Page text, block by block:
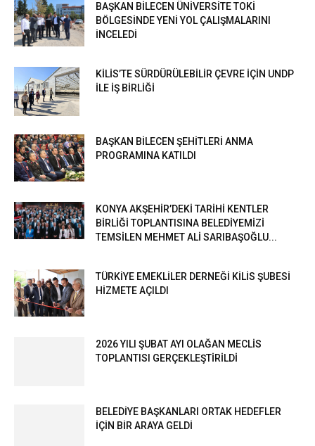
BAŞKAN BİLECEN ÜNİVERSİTE TOKİ
BÖLGESİNDE YENİ YOL ÇALIŞMALARINI
İNCELEDİ
KİLİS’TE SÜRDÜRÜLEBİLİR ÇEVRE İÇİN UNDP
İLE İŞ BİRLİĞİ
BAŞKAN BİLECEN ŞEHİTLERİ ANMA
PROGRAMINA KATILDI
KONYA AKŞEHİR’DEKİ TARİHİ KENTLER
BİRLİĞİ TOPLANTISINA BELEDİYEMİZİ
TEMSİLEN MEHMET ALİ SARIBAŞOĞLU...
TÜRKİYE EMEKLİLER DERNEĞİ KİLİS ŞUBESİ
HİZMETE AÇILDI
2026 YILI ŞUBAT AYI OLAĞAN MECLİS
TOPLANTISI GERÇEKLEŞTİRİLDİ
BELEDİYE BAŞKANLARI ORTAK HEDEFLER
İÇİN BİR ARAYA GELDİ